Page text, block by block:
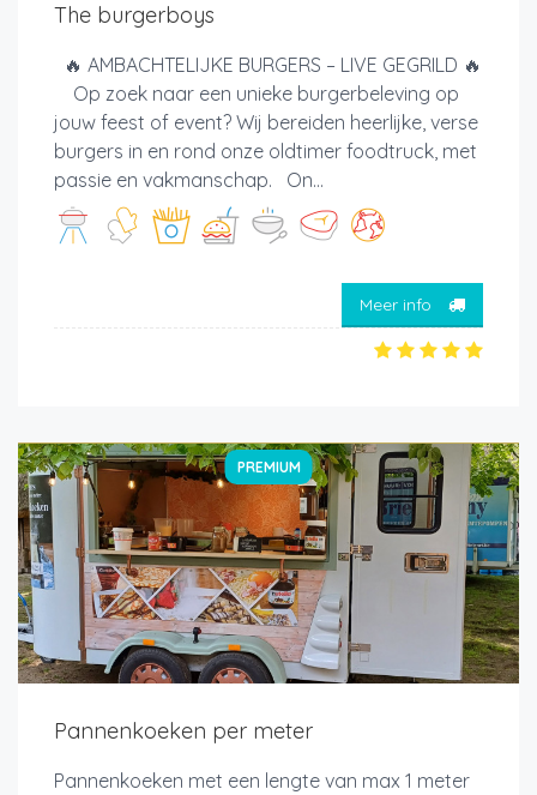
The burgerboys
🔥 AMBACHTELIJKE BURGERS – LIVE GEGRILD 🔥
Op zoek naar een unieke burgerbeleving op
jouw feest of event? Wij bereiden heerlijke, verse
burgers in en rond onze oldtimer foodtruck, met
passie en vakmanschap. On...
Meer info
PREMIUM
Pannenkoeken per meter
Pannenkoeken met een lengte van max 1 meter